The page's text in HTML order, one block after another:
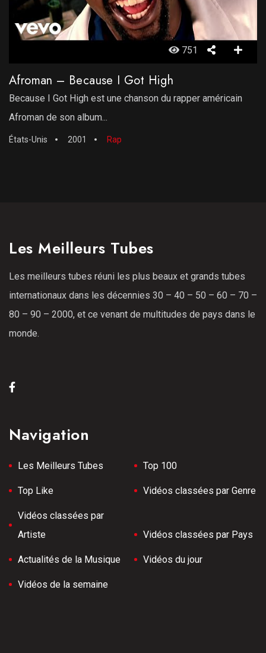
751
Afroman – Because I Got High
Because I Got High est une chanson du rapper américain
Afroman de son album...
États-Unis 2001 Rap
Les Meilleurs Tubes
Les meilleurs tubes réuni les plus beaux et grands tubes
internationaux dans les décennies 30 – 40 – 50 – 60 – 70 –
80 – 90 – 2000, et ce venant de multitudes de pays dans le
monde.
Navigation
Les Meilleurs Tubes Top 100
Top Like Vidéos classées par Genre
Vidéos classées par
Artiste
Vidéos classées par Pays
Actualités de la Musique Vidéos du jour
Vidéos de la semaine